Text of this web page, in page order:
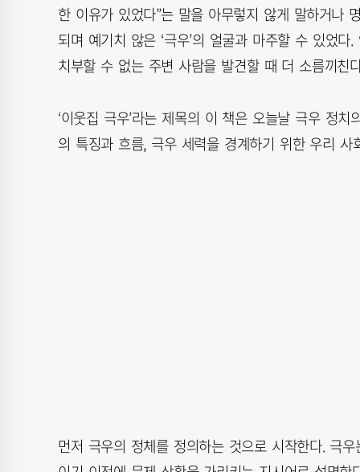
한 이유가 있었다”는 말을 아무렇지 않게 말하거나
되며 예기치 않은 ‘극우’의 얼굴과 마주할 수 있었
치부할 수 없는 주변 사람을 발견할 때 더 소름끼친
‘이웃집 극우’라는 제목의 이 책은 오늘날 극우 정
의 특징과 흐름, 극우 세력을 경계하기 위한 우리 사
먼저 극우의 정체를 정의하는 것으로 시작한다. 극